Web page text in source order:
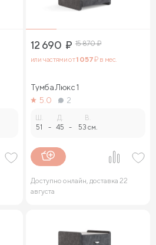
12 690 ₽ 15 870₽
или частями от1 057₽ в мес.
Тумба Люкс 1
5.0
2
Ш.
51 -
Д.
45 -
В.
53 см.
Доступно онлайн, доставка 22
августа